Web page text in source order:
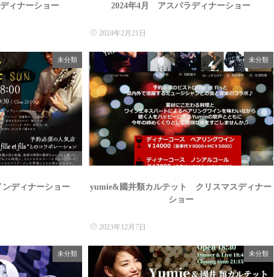
ィナーショー 2024年4月 アスパラディナーショー
2024年2月21日
未分類
0
ディナーショー
未分類
0
yumie&國井類カルテット クリスマスディナー
ショー
2023年12月7日
未分類 未分類